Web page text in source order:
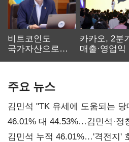
비트코인도
국가자산으로…'
카카오, 2분
매출·영업익
주요 뉴스
김민석 "TK 유세에 도움되는
대표된 양 당직 배분"
46.01% 대 44.53%…김민석·정
김민석 누적 46.01%…'격전지'